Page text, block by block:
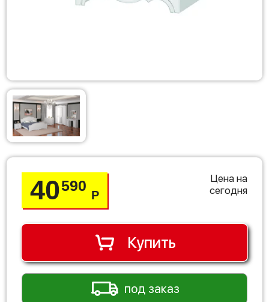
40590
Р
Цена на
сегодня
Купить
под заказ